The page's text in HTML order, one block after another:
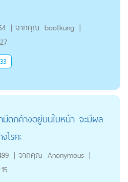
| จากคุณ bootkung |
ตกค้างอยู่บนใบหน้า จะมีผล
ไรคะ
| จากคุณ Anonymous |